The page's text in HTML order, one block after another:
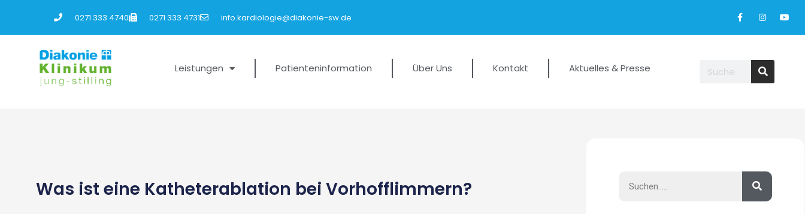
0271 333 4740 0271 333 4731 info.kardiologie@diakonie-sw.de
Leistungen Patienteninformation Über Uns Kontakt Aktuelles & Presse
Was ist eine Katheterablation bei Vorhofflimmern?